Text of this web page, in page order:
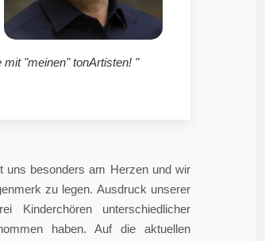
"meinen" tonArtisten! "
uns besonders am Herzen und wir
zu legen. Ausdruck unserer
Kinderchören unterschiedlicher
haben. Auf die aktuellen